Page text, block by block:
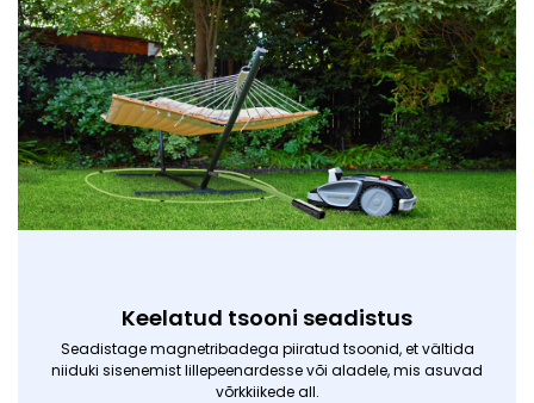
Keelatud tsooni seadistus
Seadistage magnetribadega piiratud tsoonid, et vältida
niiduki sisenemist lillepeenardesse või aladele, mis asuvad
võrkkiikede all.